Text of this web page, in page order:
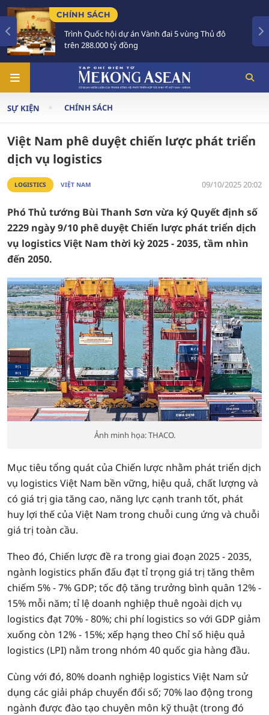
dự án Vành đai 5 vùng Thủ đô
đồng
Tổng Bí thư, Chủ
Australia và New
SỰ KIỆN CHÍNH SÁCH
Việt Nam phê duyệt chiến lược phát triển
dịch vụ logistics
LOGISTICS VIỆT NAM 09/10/2025 20:02
Phó Thủ tướng Bùi Thanh Sơn vừa ký Quyết định số
2229 ngày 9/10 phê duyệt Chiến lược phát triển dịch
vụ logistics Việt Nam thời kỳ 2025 - 2035, tầm nhìn
đến 2050.
Ảnh minh họa: THACO.
Mục tiêu tổng quát của Chiến lược nhằm phát triển dịch
vụ logistics Việt Nam bền vững, hiệu quả, chất lượng và
có giá trị gia tăng cao, năng lực cạnh tranh tốt, phát
huy lợi thế của Việt Nam trong chuỗi cung ứng và chuỗi
giá trị toàn cầu.
Theo đó, Chiến lược đề ra trong giai đoạn 2025 - 2035,
ngành logistics phấn đấu đạt tỉ trọng giá trị tăng thêm
chiếm 5% - 7% GDP; tốc độ tăng trưởng bình quân 12% -
15% mỗi năm; tỉ lệ doanh nghiệp thuê ngoài dịch vụ
logistics đạt 70% - 80%; chi phí logistics so với GDP giảm
xuống còn 12% - 15%; xếp hạng theo Chỉ số hiệu quả
logistics (LPI) nằm trong nhóm 40 quốc gia hàng đầu.
Cùng với đó, 80% doanh nghiệp logistics Việt Nam sử
dụng các giải pháp chuyển đổi số; 70% lao động trong
ngành được đào tạo chuyên môn kỹ thuật (trong đó